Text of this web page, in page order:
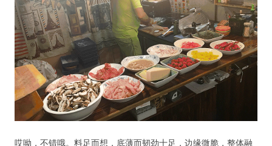
哎呦，不错哦。料足而想，底薄而韧劲十足，边缘微脆，整体融